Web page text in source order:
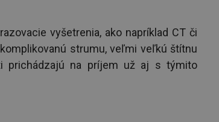
vyšetrenia, ako napríklad CT či
strumu, veľmi veľkú štítnu
prichádzajú na príjem už aj s týmito